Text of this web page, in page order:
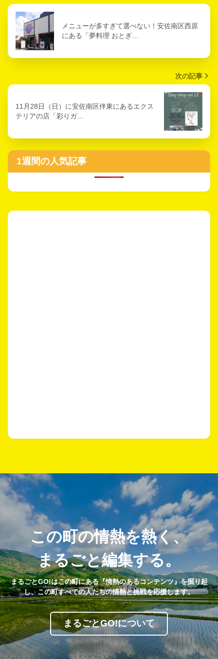
メニューが多すぎて選べない！安佐南区西原
にある「夢料理 おとぎ…
次の記事
11月28日（日）に安佐南区伴東にあるエクス
テリアの店「彩りガ…
1週間の人気記事
この町の情熱を熱く、
まるごと編集する。
まるごとGO!はこの町にある『情熱のあるコンテンツ』を掘り起
し、この町すべての人たちの情熱と挑戦を応援します。
まるごとGO!について